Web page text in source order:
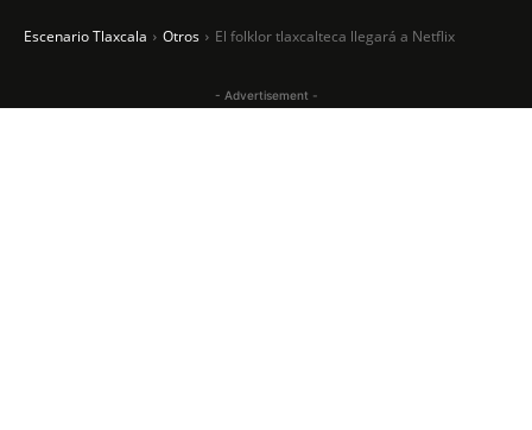
Escenario Tlaxcala Otros El folklor tlaxcalteca llegará a Netflix
- Advertisement -